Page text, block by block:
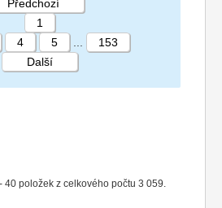
2 153
40 položek z celkového počtu 3 059.
Předchozí
1
4 5
153
Další